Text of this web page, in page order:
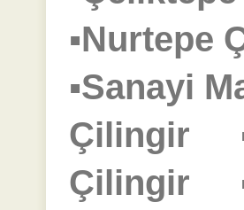
▪Nurtepe
▪Sanayi
Çilingir
Çilingir